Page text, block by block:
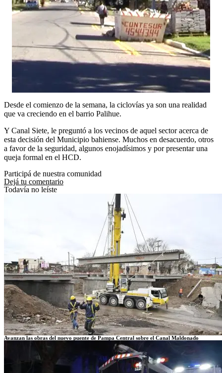
Desde el comienzo de la semana, la ciclovías ya son una realidad
que va creciendo en el barrio Palihue.
Y Canal Siete, le preguntó a los vecinos de aquel sector acerca de
esta decisión del Municipio bahiense. Muchos en desacuerdo, otros
a favor de la seguridad, algunos enojadísimos y por presentar una
queja formal en el HCD.
Participá de nuestra comunidad
Dejá tu comentario
Todavía no leíste
Avanzan las obras del nuevo puente de Pampa Central sobre el Canal Maldonado